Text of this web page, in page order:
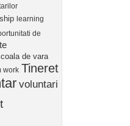
learning
de
de vara
work Tineret
voluntari